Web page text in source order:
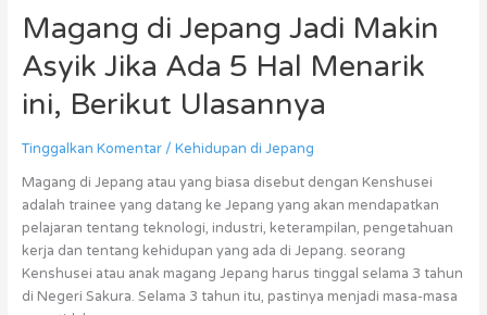
Magang di Jepang Jadi Makin
Asyik Jika Ada 5 Hal Menarik
ini, Berikut Ulasannya
Tinggalkan Komentar / Kehidupan di Jepang
Magang di Jepang atau yang biasa disebut dengan Kenshusei
adalah trainee yang datang ke Jepang yang akan mendapatkan
pelajaran tentang teknologi, industri, keterampilan, pengetahuan
kerja dan tentang kehidupan yang ada di Jepang. seorang
Kenshusei atau anak magang Jepang harus tinggal selama 3 tahun
di Negeri Sakura. Selama 3 tahun itu, pastinya menjadi masa-masa